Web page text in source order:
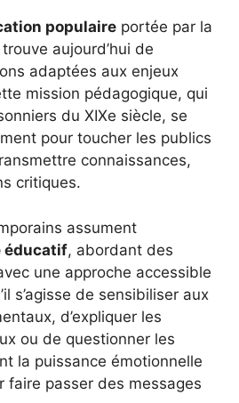
populaire portée par la
aujourd’hui de
adaptées aux enjeux
mission pédagogique, qui
du XIXe siècle, se
pour toucher les publics
connaissances,
critiques.
assument
éducatif, abordant des
une approche accessible
s’agisse de sensibiliser aux
d’expliquer les
ou de questionner les
la puissance émotionnelle
faire passer des messages